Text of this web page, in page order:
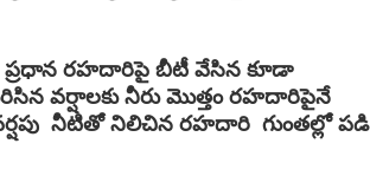
రహదారిపై బీటీ వేసిన కూడా
వర్షాలకు నీరు మొత్తం రహదారిపైనే
నీటితో నిలిచిన రహదారి గుంతల్లో పడి